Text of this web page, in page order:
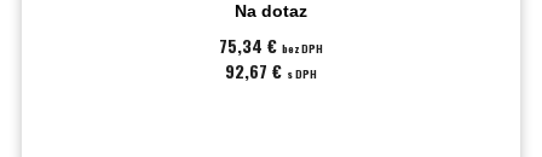
Na dotaz
75,34 € bez DPH
92,67 € s DPH